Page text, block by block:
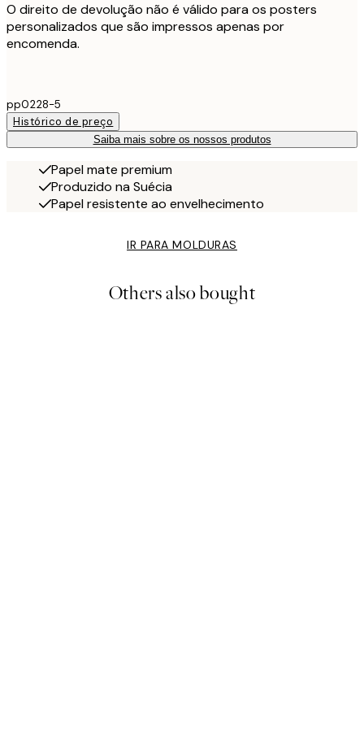
O direito de devolução não é válido para os posters
personalizados que são impressos apenas por
encomenda.
pp0228-5
Histórico de preço
Saiba mais sobre os nossos produtos
Papel mate premium
Produzido na Suécia
Papel resistente ao envelhecimento
IR PARA MOLDURAS
Others also bought